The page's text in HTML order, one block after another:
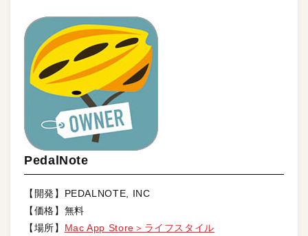
PedalNote
【開発】PEDALNOTE, INC
【価格】無料
【場所】 Mac App Store＞ライフスタイル